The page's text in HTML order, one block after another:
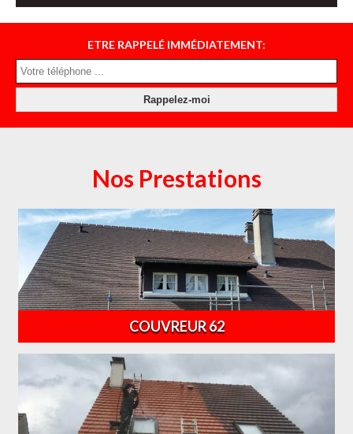
ETRE RAPPELÉ IMMÉDIATEMENT:
Nos Prestations
COUVREUR 62